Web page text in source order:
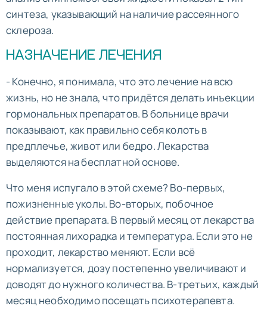
синтеза, указывающий на наличие рассеянного
склероза.
НАЗНАЧЕНИЕ ЛЕЧЕНИЯ
- Конечно, я понимала, что это лечение на всю
жизнь, но не знала, что придётся делать инъекции
гормональных препаратов. В больнице врачи
показывают, как правильно себя колоть в
предплечье, живот или бедро. Лекарства
выделяются на бесплатной основе.
Что меня испугало в этой схеме? Во-первых,
пожизненные уколы. Во-вторых, побочное
действие препарата. В первый месяц от лекарства
постоянная лихорадка и температура. Если это не
проходит, лекарство меняют. Если всё
нормализуется, дозу постепенно увеличивают и
доводят до нужного количества. В-третьих, каждый
месяц необходимо посещать психотерапевта.